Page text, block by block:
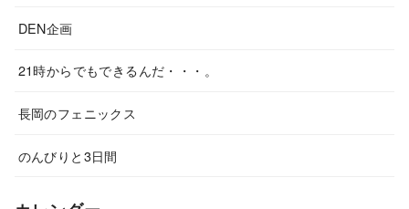
DEN企画
21時からでもできるんだ・・・。
長岡のフェニックス
のんびりと3日間